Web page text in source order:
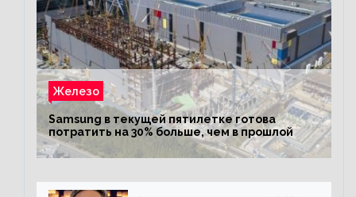
Железо
Samsung в текущей пятилетке готова
потратить на 30% больше, чем в прошлой